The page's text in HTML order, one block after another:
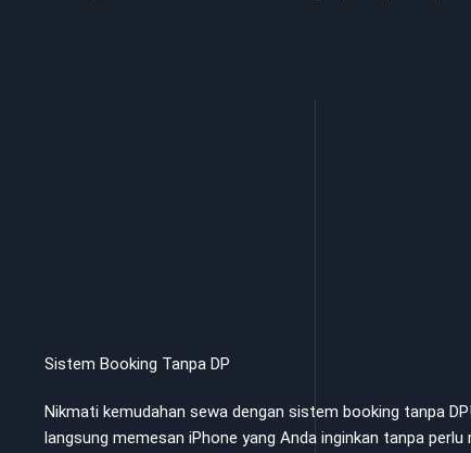
Sistem Booking Tanpa DP
Nikmati kemudahan sewa dengan sistem booking tanpa
langsung memesan iPhone yang Anda inginkan tanpa perlu